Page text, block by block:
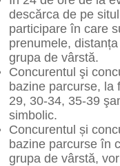
descărca de pe
participare în care
prenumele,
grupa de vârstă.
Concurentul şi
bazine parcurse, la
29, 30-34, 35-39
simbolic.
Concurentul și
bazine parcurse în
grupa de vârstă,